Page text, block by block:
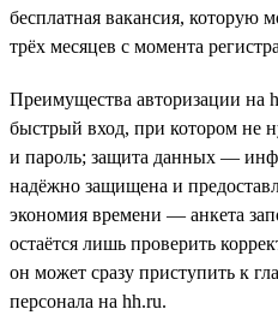
бесплатная вакансия, которую
трёх месяцев с момента
Преимущества авторизации на
быстрый вход, при котором не
и пароль; защита данных —
надёжно защищена и
экономия времени — анкета
остаётся лишь проверить
он может сразу приступить к
персонала на hh.ru.